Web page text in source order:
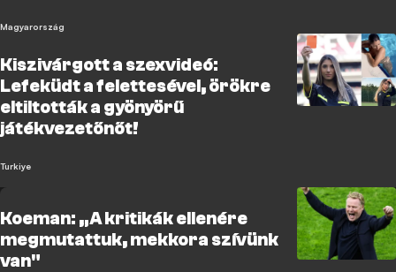
Magyarország
Kiszivárgott a szexvideó:
Lefeküdt a felettesével, örökre
eltiltották a gyönyörű
játékvezetőnőt!
Turkiye
Koeman: „A kritikák ellenére
megmutattuk, mekkora szívünk
van"